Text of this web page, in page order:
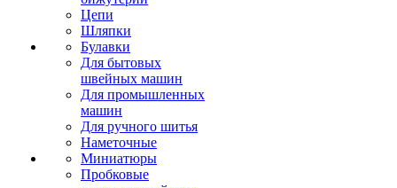
Цепи
Шляпки
Булавки
Для бытовых
швейных машин
Для промышленных
машин
Для ручного шитья
Наметочные
Миниатюры
Пробковые